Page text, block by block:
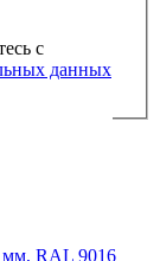
с
данных
мм, RAL 9016